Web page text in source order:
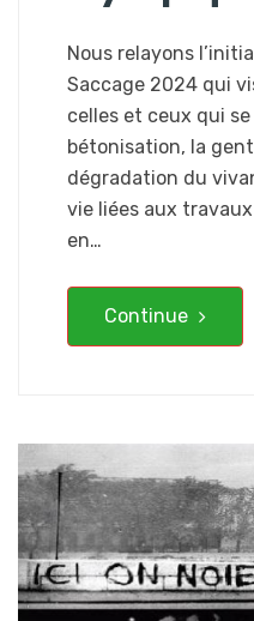
Nous relayons
Saccage 2024 qui
celles et ceux qui
bétonisation, la
dégradation du
vie liées aux
en…
Continue